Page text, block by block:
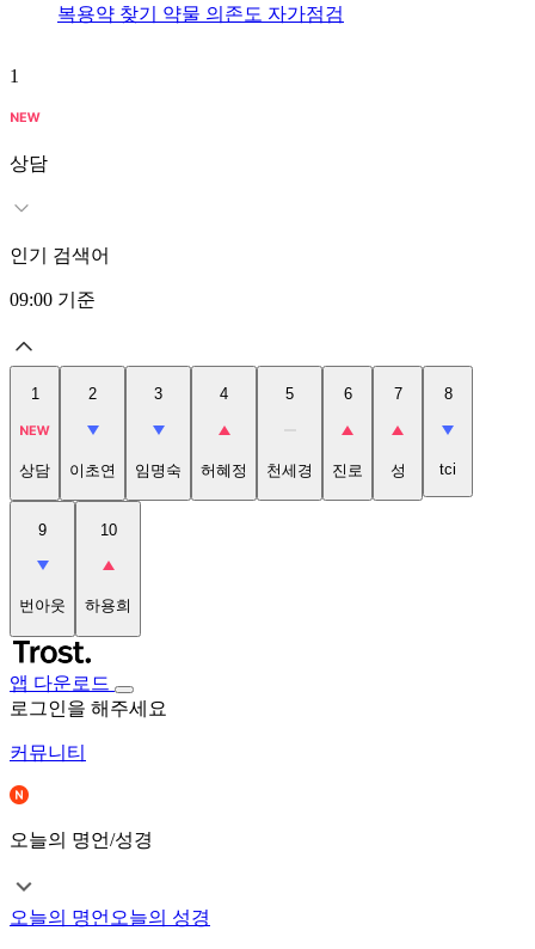
복용약 찾기 약물 의존도 자가점검
1
상담
인기 검색어
09:00 기준
1
상담
2
이초연
3
임명숙
4
허혜정
5
천세경
6
진로
7
성
8
tci
9
번아웃
10
하용희
앱 다운로드
로그인을 해주세요
커뮤니티
오늘의 명언/성경
오늘의 명언 오늘의 성경